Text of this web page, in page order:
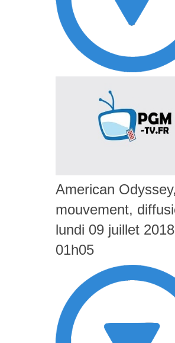
American
mouvement,
lundi 09 juillet
01h05